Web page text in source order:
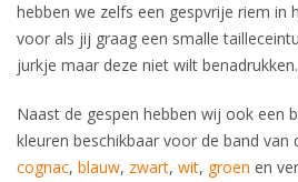
hebben we zelfs een gespvrije riem in
voor als jij graag een smalle
jurkje maar deze niet wilt benadrukken.
Naast de gespen hebben wij ook een
kleuren beschikbaar voor de band van
cognac, blauw, zwart, wit, groen en